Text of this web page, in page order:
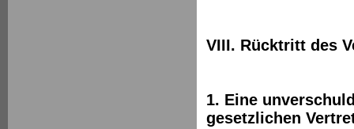
VIII. Rücktritt des
1. Eine
gesetzlichen